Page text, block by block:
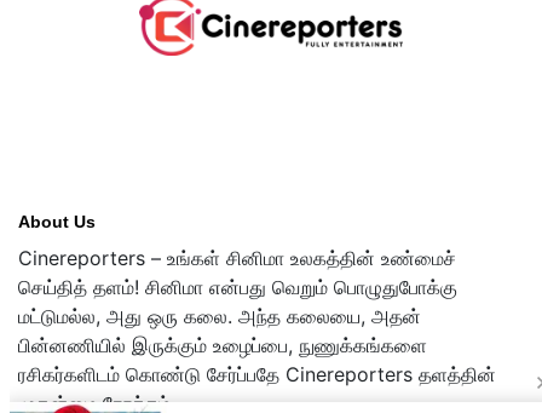
About Us
Cinereporters – உங்கள் சினிமா உலகத்தின் உண்மைச்
செய்தித் தளம்! சினிமா என்பது வெறும் பொழுதுபோக்கு
மட்டுமல்ல, அது ஒரு கலை. அந்த கலையை, அதன்
பின்னணியில் இருக்கும் உழைப்பை, நுணுக்கங்களை
ரசிகர்களிடம் கொண்டு சேர்ப்பதே Cinereporters தளத்தின்
முதன்மை நோக்கம்.